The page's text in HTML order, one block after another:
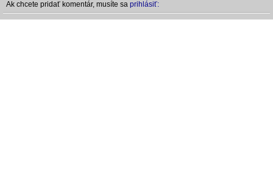
Ak chcete pridať komentár, musíte sa prihlásiť: